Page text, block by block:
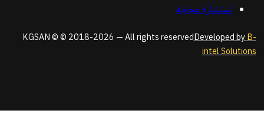
استشارة مجانية
KGSAN © © 2018-2026 — All rights reservedDeveloped byB-
intel Solutions